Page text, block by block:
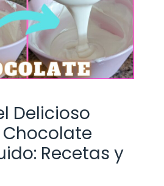
Delicioso
Recetas y